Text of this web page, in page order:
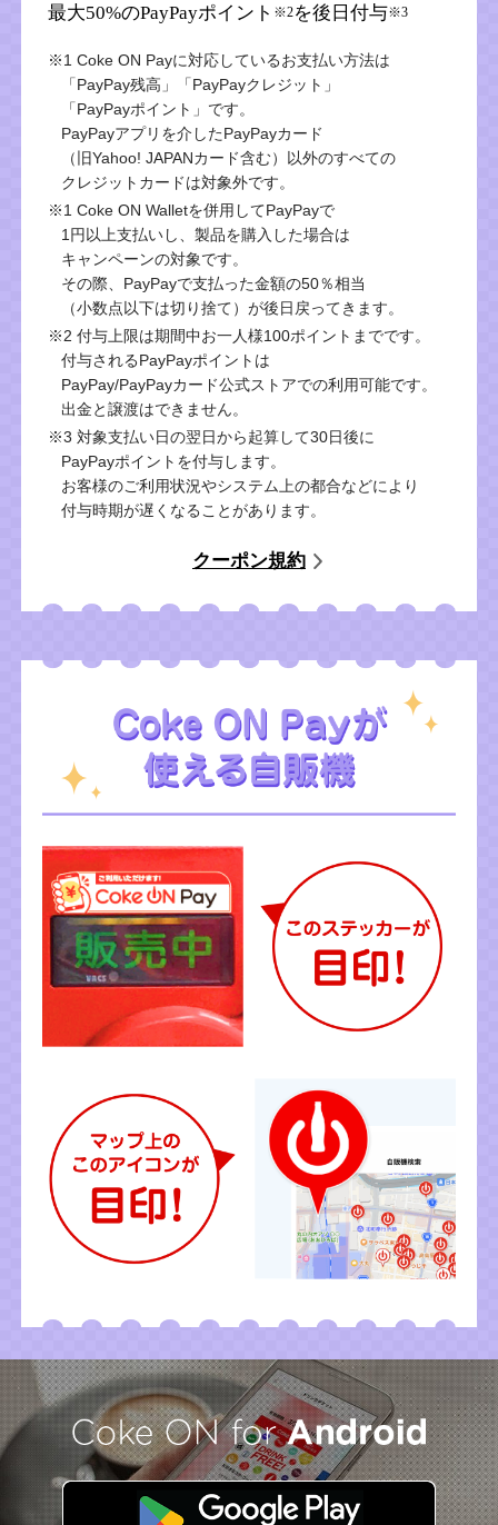
最大50%のPayPayポイント ※2を後日付与※3
※1 Coke ON Payに対応しているお支払い方法は
「PayPay残高」「PayPayクレジット」
「PayPayポイント」です。
PayPayアプリを介したPayPayカード
（旧Yahoo! JAPANカード含む）以外のすべての
クレジットカードは対象外です。
※1 Coke ON Walletを併用してPayPayで
1円以上支払いし、製品を購入した場合は
キャンペーンの対象です。
その際、PayPayで支払った金額の50％相当
（小数点以下は切り捨て）が後日戻ってきます。
※2 付与上限は期間中お一人様100ポイントまでです。
付与されるPayPayポイントは
PayPay/PayPayカード公式ストアでの利用可能です。
出金と譲渡はできません。
※3 対象支払い日の翌日から起算して30日後に
PayPayポイントを付与します。
お客様のご利用状況やシステム上の都合などにより
付与時期が遅くなることがあります。
クーポン規約